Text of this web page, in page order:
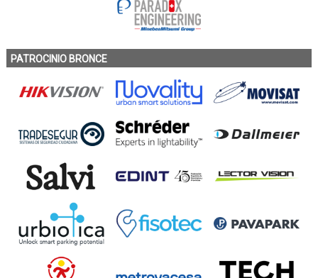
PATROCINIO BRONCE